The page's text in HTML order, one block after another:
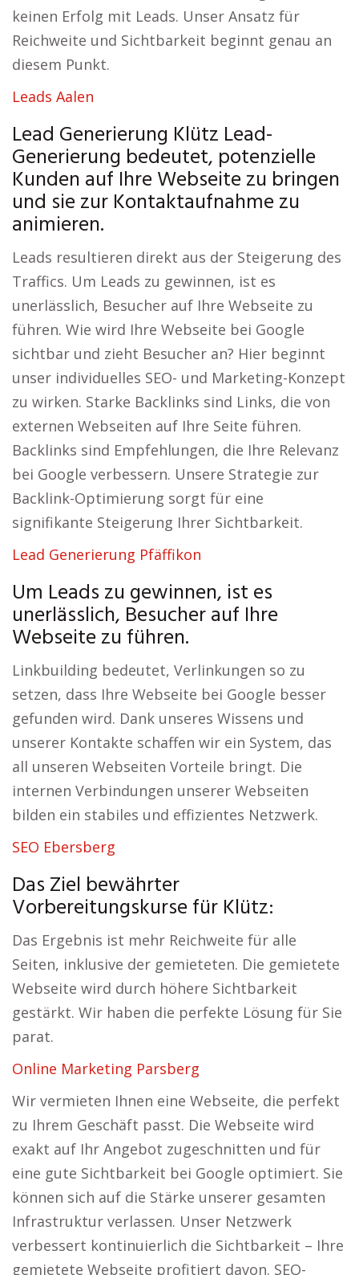
keinen Erfolg mit Leads. Unser Ansatz für
Reichweite und Sichtbarkeit beginnt genau an
diesem Punkt.
Leads Aalen
Lead Generierung Klütz Lead-
Generierung bedeutet, potenzielle
Kunden auf Ihre Webseite zu bringen
und sie zur Kontaktaufnahme zu
animieren.
Leads resultieren direkt aus der Steigerung des
Traffics. Um Leads zu gewinnen, ist es
unerlässlich, Besucher auf Ihre Webseite zu
führen. Wie wird Ihre Webseite bei Google
sichtbar und zieht Besucher an? Hier beginnt
unser individuelles SEO- und Marketing-Konzept
zu wirken. Starke Backlinks sind Links, die von
externen Webseiten auf Ihre Seite führen.
Backlinks sind Empfehlungen, die Ihre Relevanz
bei Google verbessern. Unsere Strategie zur
Backlink-Optimierung sorgt für eine
signifikante Steigerung Ihrer Sichtbarkeit.
Lead Generierung Pfäffikon
Um Leads zu gewinnen, ist es
unerlässlich, Besucher auf Ihre
Webseite zu führen.
Linkbuilding bedeutet, Verlinkungen so zu
setzen, dass Ihre Webseite bei Google besser
gefunden wird. Dank unseres Wissens und
unserer Kontakte schaffen wir ein System, das
all unseren Webseiten Vorteile bringt. Die
internen Verbindungen unserer Webseiten
bilden ein stabiles und effizientes Netzwerk.
SEO Ebersberg
Das Ziel bewährter
Vorbereitungskurse für Klütz:
Das Ergebnis ist mehr Reichweite für alle
Seiten, inklusive der gemieteten. Die gemietete
Webseite wird durch höhere Sichtbarkeit
gestärkt. Wir haben die perfekte Lösung für Sie
parat.
Online Marketing Parsberg
Wir vermieten Ihnen eine Webseite, die perfekt
zu Ihrem Geschäft passt. Die Webseite wird
exakt auf Ihr Angebot zugeschnitten und für
eine gute Sichtbarkeit bei Google optimiert. Sie
können sich auf die Stärke unserer gesamten
Infrastruktur verlassen. Unser Netzwerk
verbessert kontinuierlich die Sichtbarkeit – Ihre
gemietete Webseite profitiert davon. SEO-